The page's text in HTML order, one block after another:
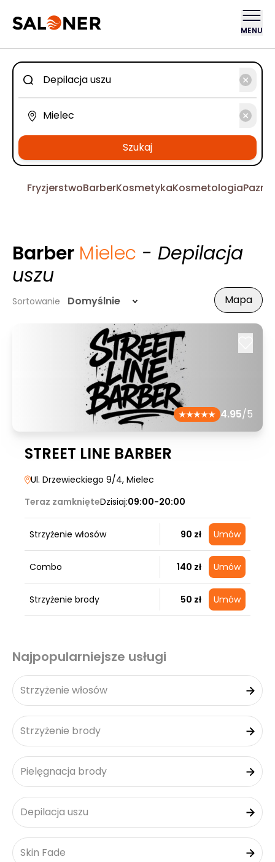
MENU
Szukaj
FryzjerstwoBarberKosmetykaKosmetologia
Barber Mielec - Depilacja
uszu
Sortowanie Domyślnie Mapa
4.95/5
STREET LINE BARBER
Ul. Drzewieckiego 9/4, Mielec
Teraz zamknięteDzisiaj:09:00-20:00
Strzyżenie włosów 90 zł Umów
Combo 140 zł Umów
Strzyżenie brody 50 zł Umów
Najpopularniejsze usługi
Strzyżenie włosów
Strzyżenie brody
Pielęgnacja brody
Depilacja uszu
Skin Fade